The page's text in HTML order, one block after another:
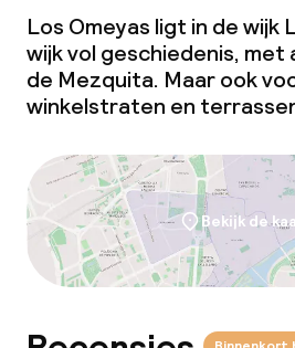
Los Omeyas ligt in de wijk
wijk vol geschiedenis,
de Mezquita. Maar ook
winkelstraten en
Bekijk de